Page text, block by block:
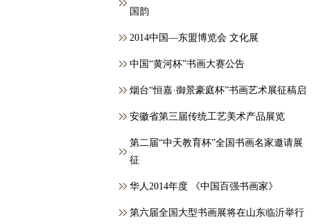
国韵
2014中国—东盟博览会 文化展
中国“黄河杯”书画大赛公告
烟台“恒嘉·御景豪庭杯”书画艺术展征稿启
安徽省第三届传统工艺美术产品展览
第二届“中天教育杯”全国书画名家邀请展
征
华人2014年度 《中国百强书画家》
第六届全国大型书画展将在山东临沂举行